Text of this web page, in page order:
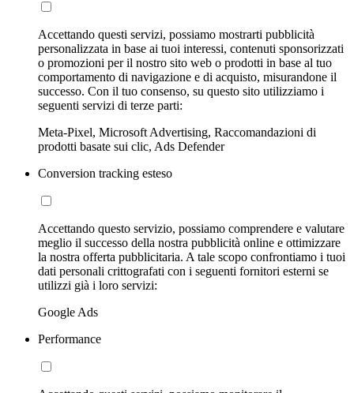
Accettando questi servizi, possiamo mostrarti pubblicità
personalizzata in base ai tuoi interessi, contenuti sponsorizzati
o promozioni per il nostro sito web o prodotti in base al tuo
comportamento di navigazione e di acquisto, misurandone il
successo. Con il tuo consenso, su questo sito utilizziamo i
seguenti servizi di terze parti:
Meta-Pixel, Microsoft Advertising, Raccomandazioni di
prodotti basate sui clic, Ads Defender
Conversion tracking esteso
Accettando questo servizio, possiamo comprendere e valutare
meglio il successo della nostra pubblicità online e ottimizzare
la nostra offerta pubblicitaria. A tale scopo confrontiamo i tuoi
dati personali crittografati con i seguenti fornitori esterni se
utilizzi già i loro servizi:
Google Ads
Performance